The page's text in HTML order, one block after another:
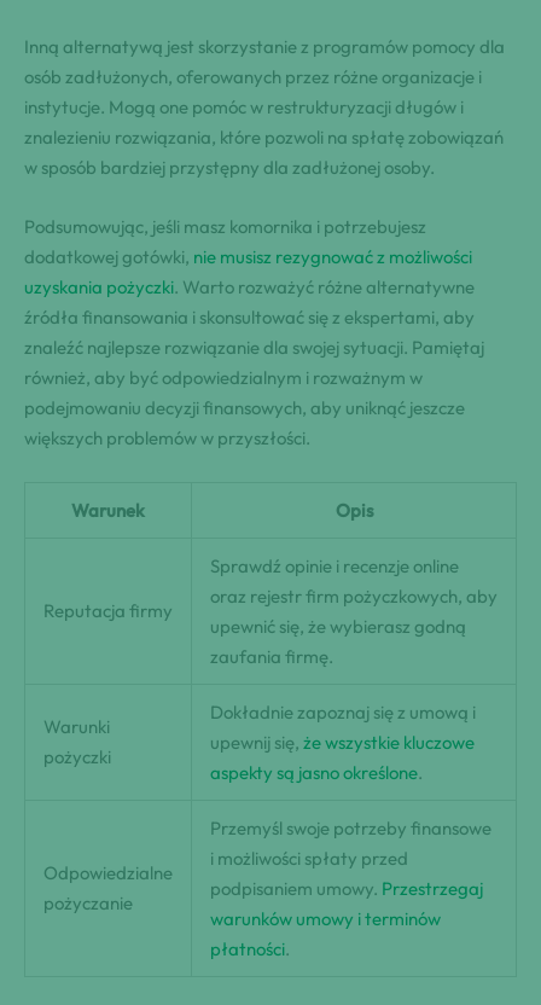
Inną alternatywą jest skorzystanie z programów pomocy dla
osób zadłużonych, oferowanych przez różne organizacje i
instytucje. Mogą one pomóc w restrukturyzacji długów i
znalezieniu rozwiązania, które pozwoli na spłatę zobowiązań
w sposób bardziej przystępny dla zadłużonej osoby.
Podsumowując, jeśli masz komornika i potrzebujesz
dodatkowej gotówki, nie musisz rezygnować z możliwości
uzyskania pożyczki. Warto rozważyć różne alternatywne
źródła finansowania i skonsultować się z ekspertami, aby
znaleźć najlepsze rozwiązanie dla swojej sytuacji. Pamiętaj
również, aby być odpowiedzialnym i rozważnym w
podejmowaniu decyzji finansowych, aby uniknąć jeszcze
większych problemów w przyszłości.
Warunek Opis
Reputacja firmy
Sprawdź opinie i recenzje online
oraz rejestr firm pożyczkowych, aby
upewnić się, że wybierasz godną
zaufania firmę.
Warunki
pożyczki
Dokładnie zapoznaj się z umową i
upewnij się, że wszystkie kluczowe
aspekty są jasno określone.
Odpowiedzialne
pożyczanie
Przemyśl swoje potrzeby finansowe
i możliwości spłaty przed
podpisaniem umowy. Przestrzegaj
warunków umowy i terminów
płatności.